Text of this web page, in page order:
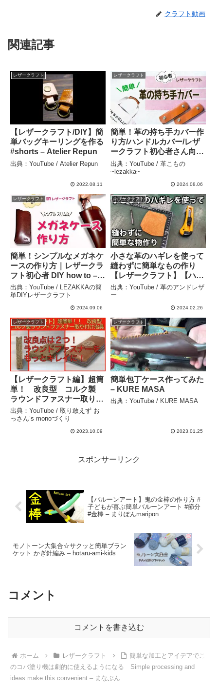
クラフト動画
関連記事
レザークラフト
【レザークラフト/DIY】簡
単バッグキーリングを作る
#shorts – Atelier Repun
出典：YouTube / Atelier Repun
2022.08.11
レザークラフト
簡単！革の持ち手カバー作
り方/ハンドルカバー/レザ
ークラフト初心者さん向
け/how to – 革こもの
~lezakka~
出典：YouTube / 革こもの
~lezakka~
2024.08.06
レザークラフト
簡単！シンプルなメガネケ
ースの作り方｜レザークラ
フト初心者 DIY how to –
LEZAKKAの簡単DIYレザ
ークラフト
出典：YouTube / LEZAKKAの簡
単DIYレザークラフト
2024.09.06
レザークラフト
小さな革のハギレを使って
縫わずに簡単なもの作り
【レザークラフト】【ハン
ドメイド】 – 革のアンドレ
ザー
出典：YouTube / 革のアンドレザ
ー
2024.02.26
レザークラフト
【レザークラフト編】超簡
単！ 改良型 コルク製
ラウンドファスナー取り付
け治具の作り方 – 取り敢え
ず おっさん’s monoづくり
出典：YouTube / 取り敢えず お
っさん’s monoづくり
2023.10.09
レザークラフト
簡単包丁ケース作ってみた
– KURE MASA
出典：YouTube / KURE MASA
2023.01.25
スポンサーリンク
【バルーンアート】鬼の金棒の作り方 #
子どもが喜ぶ簡単バルーンアート #節分
#金棒 – まりぽんmaripon
モノトーン大集合☆サクッと簡単ブラン
ケット かぎ針編み – hotaru-ami-kids
コメント
コメントを書き込む
ホーム レザークラフト
簡単な加工とアイデアでこ
のコバ塗り機は劇的に使えるようになる Simple processing and
ideas make this convenient – まなぶん